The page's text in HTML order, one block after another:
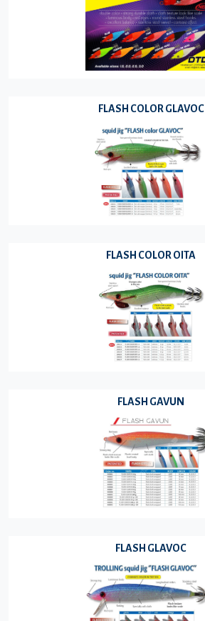
FLASH COLOR GLAVOC
FLASH COLOR OITA
FLASH GAVUN
FLASH GLAVOC